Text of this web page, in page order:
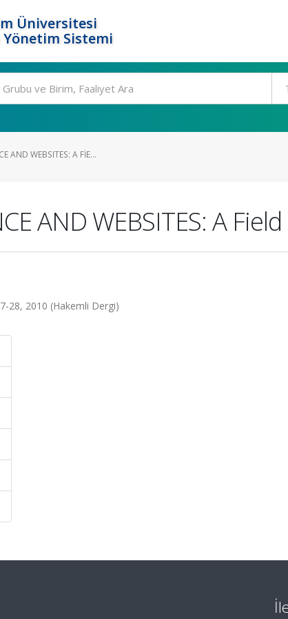
Üniversitesi
Sistemi
AND WEBSITES: A FIE...
AND WEBSITES: A
28, 2010 (Hakemli Dergi)